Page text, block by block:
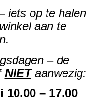
iets op te halen
aan te
– de
NIETaanwezig:
10.00 – 17.00